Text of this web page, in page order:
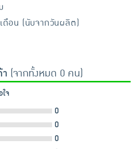
ดือน (นับจากวันผลิต)
(จากทั้งหมด 0 คน)
จ
0
0
0